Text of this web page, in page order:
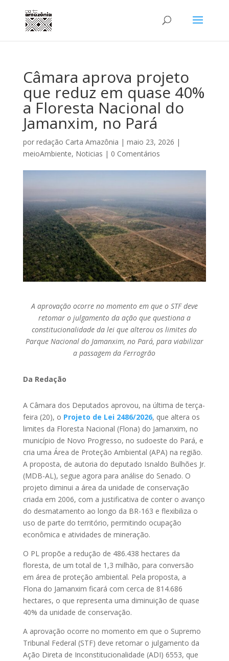
Câmara aprova projeto
que reduz em quase 40%
a Floresta Nacional do
Jamanxim, no Pará
por redação Carta Amazônia | maio 23, 2026 |
meioAmbiente, Noticias | 0 Comentários
A aprovação ocorre no momento em que o STF deve
retomar o julgamento da ação que questiona a
constitucionalidade da lei que alterou os limites do
Parque Nacional do Jamanxim, no Pará, para viabilizar
a passagem da Ferrogrão
Da Redação
A Câmara dos Deputados aprovou, na última de terça-
feira (20), o Projeto de Lei 2486/2026, que altera os
limites da Floresta Nacional (Flona) do Jamanxim, no
município de Novo Progresso, no sudoeste do Pará, e
cria uma Área de Proteção Ambiental (APA) na região.
A proposta, de autoria do deputado Isnaldo Bulhões Jr.
(MDB-AL), segue agora para análise do Senado. O
projeto diminui a área da unidade de conservação
criada em 2006, com a justificativa de conter o avanço
do desmatamento ao longo da BR-163 e flexibiliza o
uso de parte do território, permitindo ocupação
econômica e atividades de mineração.
O PL propõe a redução de 486.438 hectares da
floresta, de um total de 1,3 milhão, para conversão
em área de proteção ambiental. Pela proposta, a
Flona do Jamanxim ficará com cerca de 814.686
hectares, o que representa uma diminuição de quase
40% da unidade de conservação.
A aprovação ocorre no momento em que o Supremo
Tribunal Federal (STF) deve retomar o julgamento da
Ação Direta de Inconstitucionalidade (ADI) 6553, que